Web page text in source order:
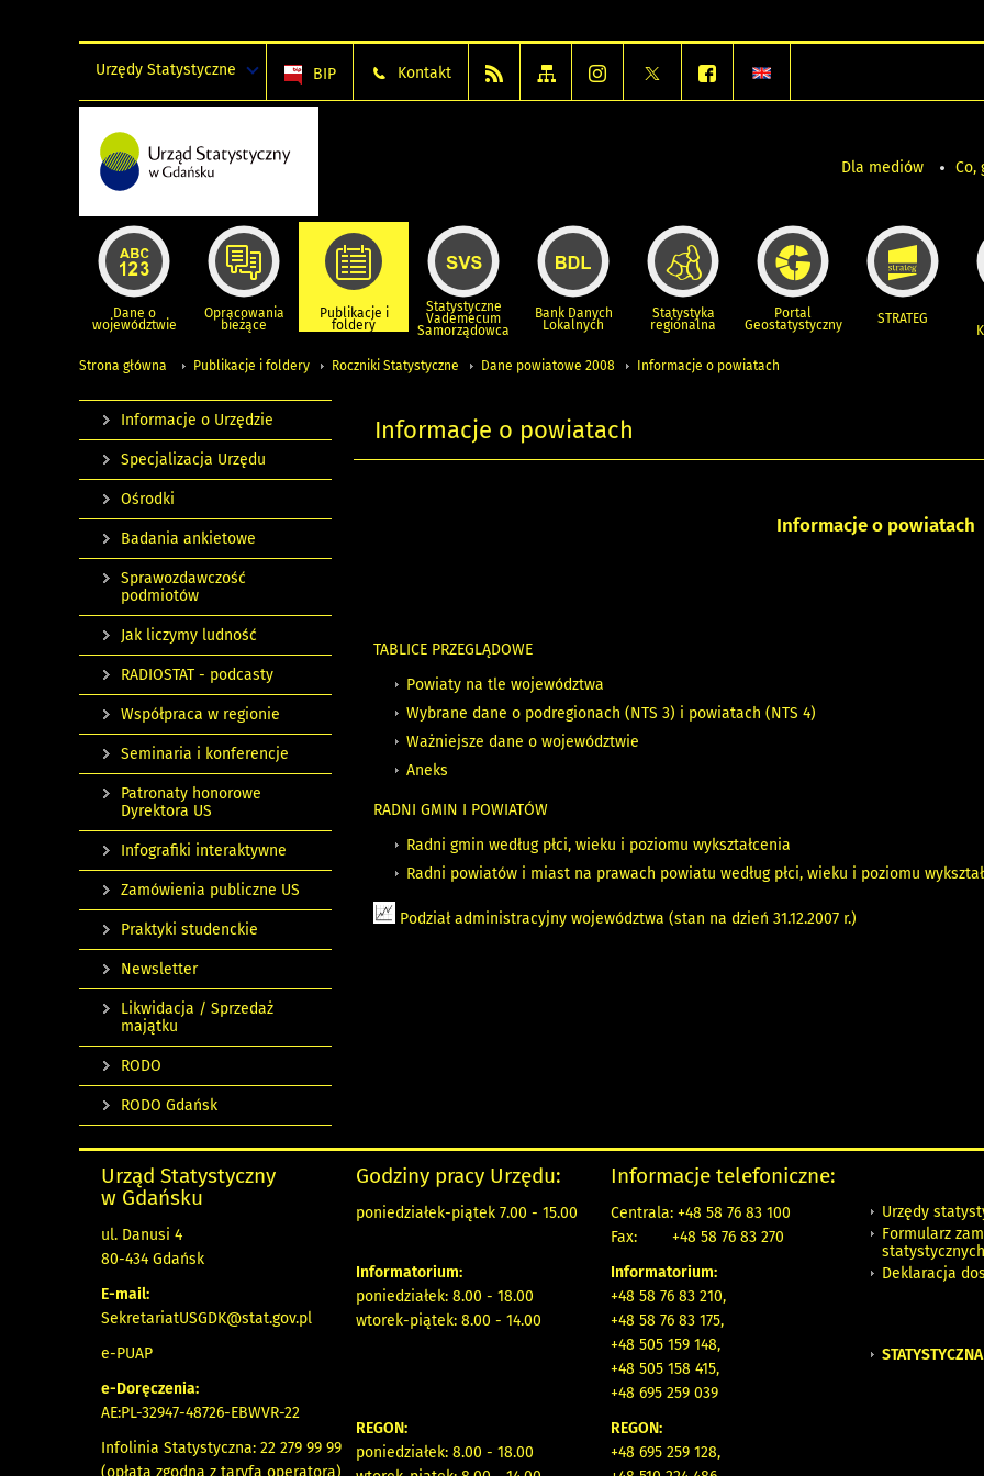
Urzędy Statystyczne BIP Kontakt
Dla mediów Co,
Dane o
województwie
Opracowania
bieżące
Publikacje i
foldery
Statystyczne
Vademecum
Samorządowca
Bank Danych
Lokalnych
Statystyka
regionalna
Portal
Geostatystyczny STRATEG
Strona główna Publikacje i foldery Roczniki Statystyczne Dane powiatowe 2008 Informacje o powiatach
Informacje o powiatach
Informacje o powiatach
TABLICE PRZEGLĄDOWE
Powiaty na tle województwa
Wybrane dane o podregionach (NTS 3) i powiatach (NTS 4)
Ważniejsze dane o województwie
Aneks
RADNI GMIN I POWIATÓW
Radni gmin według płci, wieku i poziomu wykształcenia
Radni powiatów i miast na prawach powiatu według płci, wieku i poziomu
Podział administracyjny województwa (stan na dzień 31.12.2007 r.)
Informacje o Urzędzie
Specjalizacja Urzędu
Ośrodki
Badania ankietowe
Sprawozdawczość
podmiotów
Jak liczymy ludność
RADIOSTAT - podcasty
Współpraca w regionie
Seminaria i konferencje
Patronaty honorowe
Dyrektora US
Infografiki interaktywne
Zamówienia publiczne US
Praktyki studenckie
Newsletter
Likwidacja / Sprzedaż
majątku
RODO
RODO Gdańsk
Urząd Statystyczny
w Gdańsku
ul. Danusi 4
80-434 Gdańsk
E-mail:
SekretariatUSGDK@stat.gov.pl
e-PUAP
e-Doręczenia:
AE:PL-32947-48726-EBWVR-22
Infolinia Statystyczna: 22 279 99 99
(opłata zgodna z taryfą operatora)
Godziny pracy Urzędu:
poniedziałek-piątek 7.00 - 15.00
Informatorium:
poniedziałek: 8.00 - 18.00
wtorek-piątek: 8.00 - 14.00
REGON:
poniedziałek: 8.00 - 18.00
Informacje telefoniczne:
Centrala: +48 58 76 83 100
Fax:
+48 58 76 83 270
Informatorium:
+48 58 76 83 210,
+48 58 76 83 175,
+48 505 159 148,
+48 505 158 415,
+48 695 259 039
REGON:
+48 695 259 128,
Urzędy
Formularz
statystycznych
Deklaracja